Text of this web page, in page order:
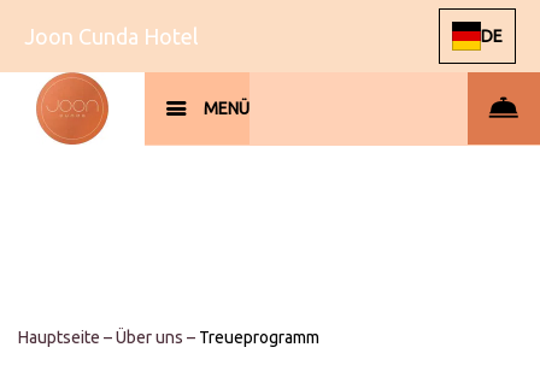
Joon Cunda Hotel DE
MENÜ
Hauptseite –Über uns – Treueprogramm